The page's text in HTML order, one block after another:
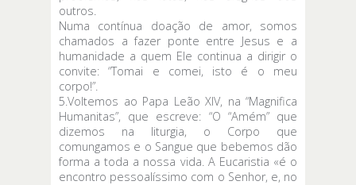
outros.
Numa contínua doação de amor, somos
chamados a fazer ponte entre Jesus e a
humanidade a quem Ele continua a dirigir o
convite: “Tomai e comei, isto é o meu
corpo!”.
5.Voltemos ao Papa Leão XIV, na “Magnifica
Humanitas”, que escreve: “O “Amém” que
dizemos na liturgia, o Corpo que
comungamos e o Sangue que bebemos dão
forma a toda a nossa vida. A Eucaristia «é o
encontro pessoalíssimo com o Senhor, e, no